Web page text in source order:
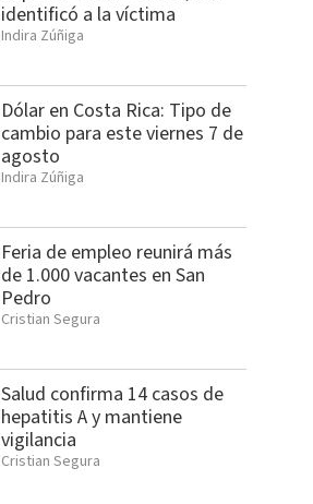
identificó a la víctima
Indira Zúñiga
Dólar en Costa Rica: Tipo de
cambio para este viernes 7 de
agosto
Indira Zúñiga
Feria de empleo reunirá más
de 1.000 vacantes en San
Pedro
Cristian Segura
Salud confirma 14 casos de
hepatitis A y mantiene
vigilancia
Cristian Segura